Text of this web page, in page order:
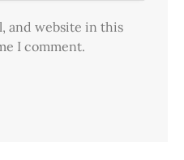
and website in this
I comment.